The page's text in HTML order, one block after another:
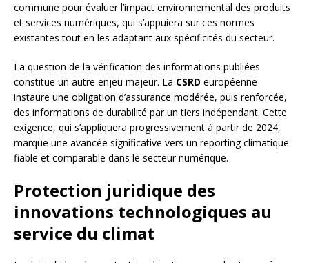
commune pour évaluer l’impact environnemental des produits
et services numériques, qui s’appuiera sur ces normes
existantes tout en les adaptant aux spécificités du secteur.
La question de la vérification des informations publiées
constitue un autre enjeu majeur. La CSRD européenne
instaure une obligation d’assurance modérée, puis renforcée,
des informations de durabilité par un tiers indépendant. Cette
exigence, qui s’appliquera progressivement à partir de 2024,
marque une avancée significative vers un reporting climatique
fiable et comparable dans le secteur numérique.
Protection juridique des
innovations technologiques au
service du climat